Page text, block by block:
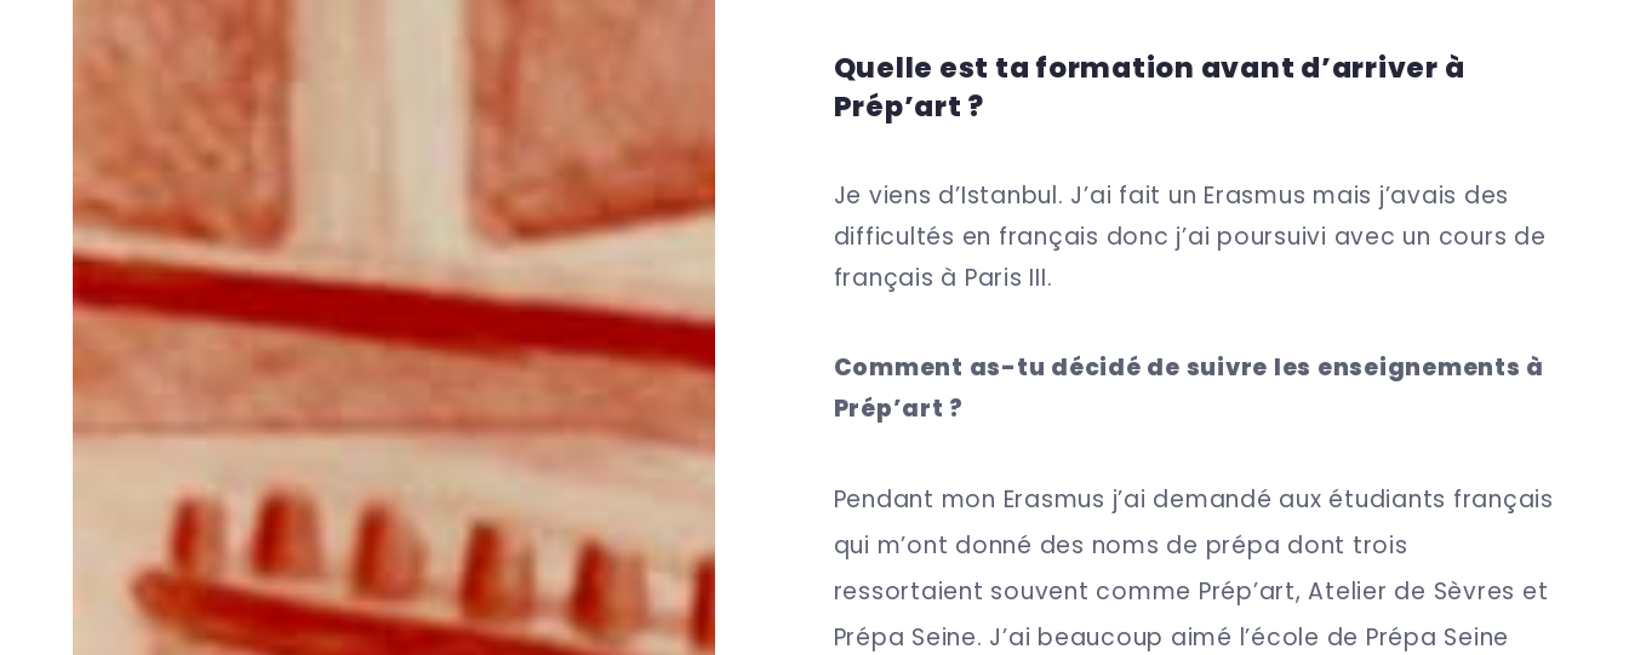
Quelle est ta formation avant d’arriver à
Prép’art ?
Je viens d’Istanbul. J’ai fait un Erasmus mais j’avais des
difficultés en français donc j’ai poursuivi avec un cours de
français à Paris III.
Comment as-tu décidé de suivre les enseignements à
Prép’art ?
Pendant mon Erasmus j’ai demandé aux étudiants français
qui m’ont donné des noms de prépa dont trois
ressortaient souvent comme Prép’art, Atelier de Sèvres et
Prépa Seine. J’ai beaucoup aimé l’école de Prépa Seine